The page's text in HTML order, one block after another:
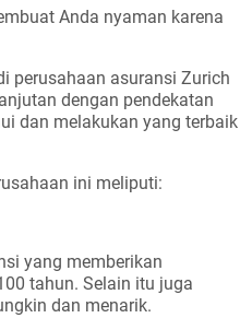
Anda nyaman karena
perusahaan asuransi Zurich
dengan pendekatan
dan melakukan yang terbaik
ini meliputi:
yang memberikan
tahun. Selain itu juga
dan menarik.